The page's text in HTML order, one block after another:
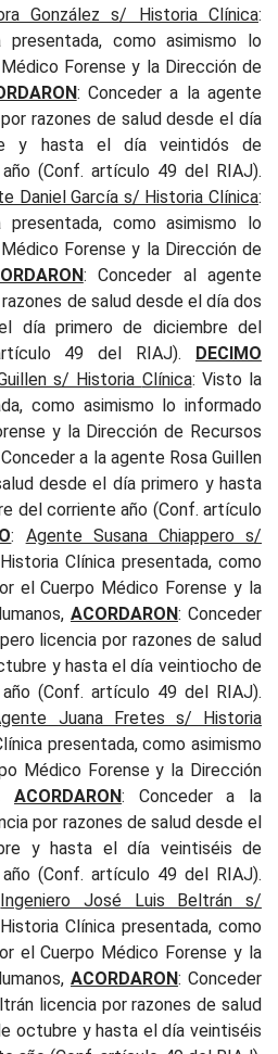
González s/ HistoriaClínica:
como asimismo lo
Forense y la Dirección de
: Conceder a la agente
razones de salud desde el día
y hasta el día veintidós de
(Conf. artículo 49 del RIAJ).
Daniel García s/ HistoriaClínica:
como asimismo lo
Forense y la Dirección de
: Conceder al agente
de salud desde el día dos
día primero de diciembre del
49 del RIAJ). DECIMO
s/ Historia Clínica: Visto la
como asimismo lo informado
y la Dirección de Recursos
a la agente Rosa Guillen
desde el día primero y hasta
del corriente año (Conf. artículo
: Agente Susana Chiappero s/
Clínica presentada, como
el Cuerpo Médico Forense y la
ACORDARON: Conceder
licencia por razones de salud
y hasta el día veintiocho de
(Conf. artículo 49 del RIAJ).
Juana Fretes s/ Historia
presentada, como asimismo
Médico Forense y la Dirección
ACORDARON: Conceder a la
por razones de salud desde el
y hasta el día veintiséis de
(Conf. artículo 49 del RIAJ).
Ingeniero José Luis Beltráns/
Clínica presentada, como
el Cuerpo Médico Forense y la
ACORDARON: Conceder
licencia por razones de salud
octubre y hasta el día veintiséis